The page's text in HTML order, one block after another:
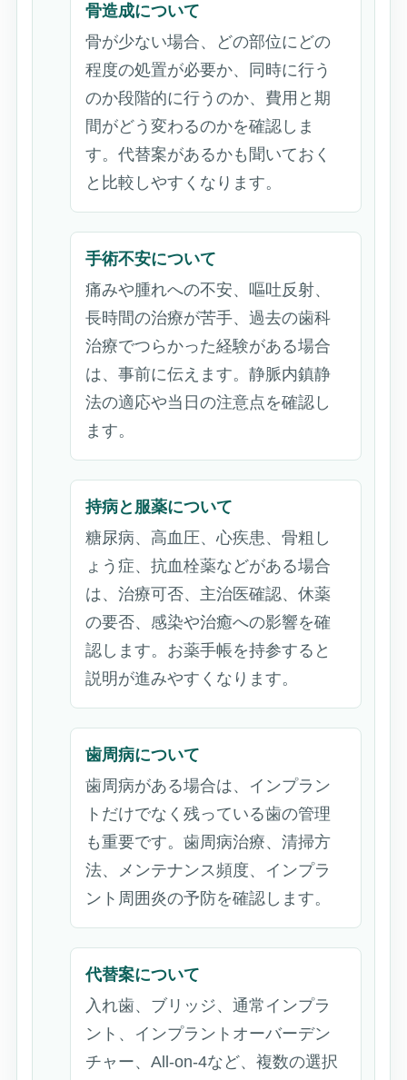
骨造成について
骨が少ない場合、どの部位にどの
程度の処置が必要か、同時に行う
のか段階的に行うのか、費用と期
間がどう変わるのかを確認しま
す。代替案があるかも聞いておく
と比較しやすくなります。
手術不安について
痛みや腫れへの不安、嘔吐反射、
長時間の治療が苦手、過去の歯科
治療でつらかった経験がある場合
は、事前に伝えます。静脈内鎮静
法の適応や当日の注意点を確認し
ます。
持病と服薬について
糖尿病、高血圧、心疾患、骨粗し
ょう症、抗血栓薬などがある場合
は、治療可否、主治医確認、休薬
の要否、感染や治癒への影響を確
認します。お薬手帳を持参すると
説明が進みやすくなります。
歯周病について
歯周病がある場合は、インプラン
トだけでなく残っている歯の管理
も重要です。歯周病治療、清掃方
法、メンテナンス頻度、インプラ
ント周囲炎の予防を確認します。
代替案について
入れ歯、ブリッジ、通常インプラ
ント、インプラントオーバーデン
チャー、All-on-4など、複数の選択